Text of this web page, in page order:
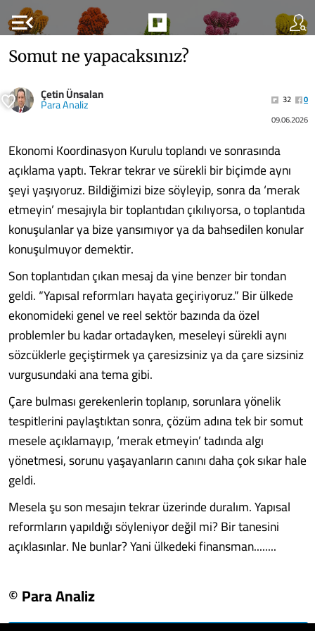
menu_open
Somut ne yapacaksınız?
Çetin Ünsalan
Para Analiz 32
0
09.06.2026
Ekonomi Koordinasyon Kurulu toplandı ve sonrasında
açıklama yaptı. Tekrar tekrar ve sürekli bir biçimde aynı
şeyi yaşıyoruz. Bildiğimizi bize söyleyip, sonra da ‘merak
etmeyin’ mesajıyla bir toplantıdan çıkılıyorsa, o toplantıda
konuşulanlar ya bize yansımıyor ya da bahsedilen konular
konuşulmuyor demektir.
Son toplantıdan çıkan mesaj da yine benzer bir tondan
geldi. “Yapısal reformları hayata geçiriyoruz.” Bir ülkede
ekonomideki genel ve reel sektör bazında da özel
problemler bu kadar ortadayken, meseleyi sürekli aynı
sözcüklerle geçiştirmek ya çaresizsiniz ya da çare sizsiniz
vurgusundaki ana tema gibi.
Çare bulması gerekenlerin toplanıp, sorunlara yönelik
tespitlerini paylaştıktan sonra, çözüm adına tek bir somut
mesele açıklamayıp, ‘merak etmeyin’ tadında algı
yönetmesi, sorunu yaşayanların canını daha çok sıkar hale
geldi.
Mesela şu son mesajın tekrar üzerinde duralım. Yapısal
reformların yapıldığı söyleniyor değil mi? Bir tanesini
açıklasınlar. Ne bunlar? Yani ülkedeki finansman........
© Para Analiz